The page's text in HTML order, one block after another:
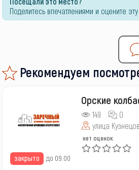
Поделитесь впечатлениями и оцените
Рекомендуем
закрыто до 09:00
Орские
149
0
улица
нет оценок